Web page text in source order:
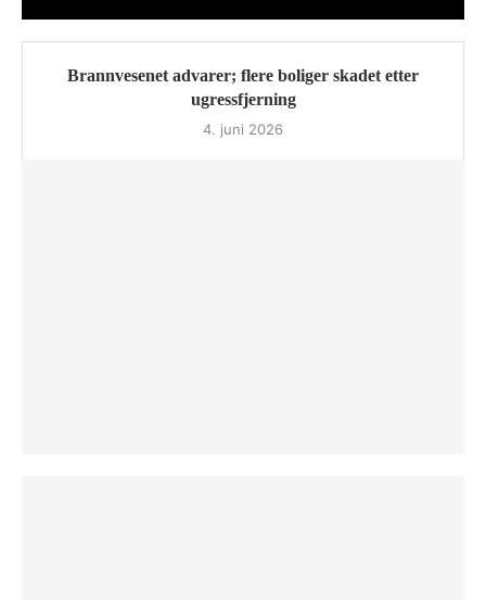
Brannvesenet advarer; flere boliger skadet etter
ugressfjerning
4. juni 2026